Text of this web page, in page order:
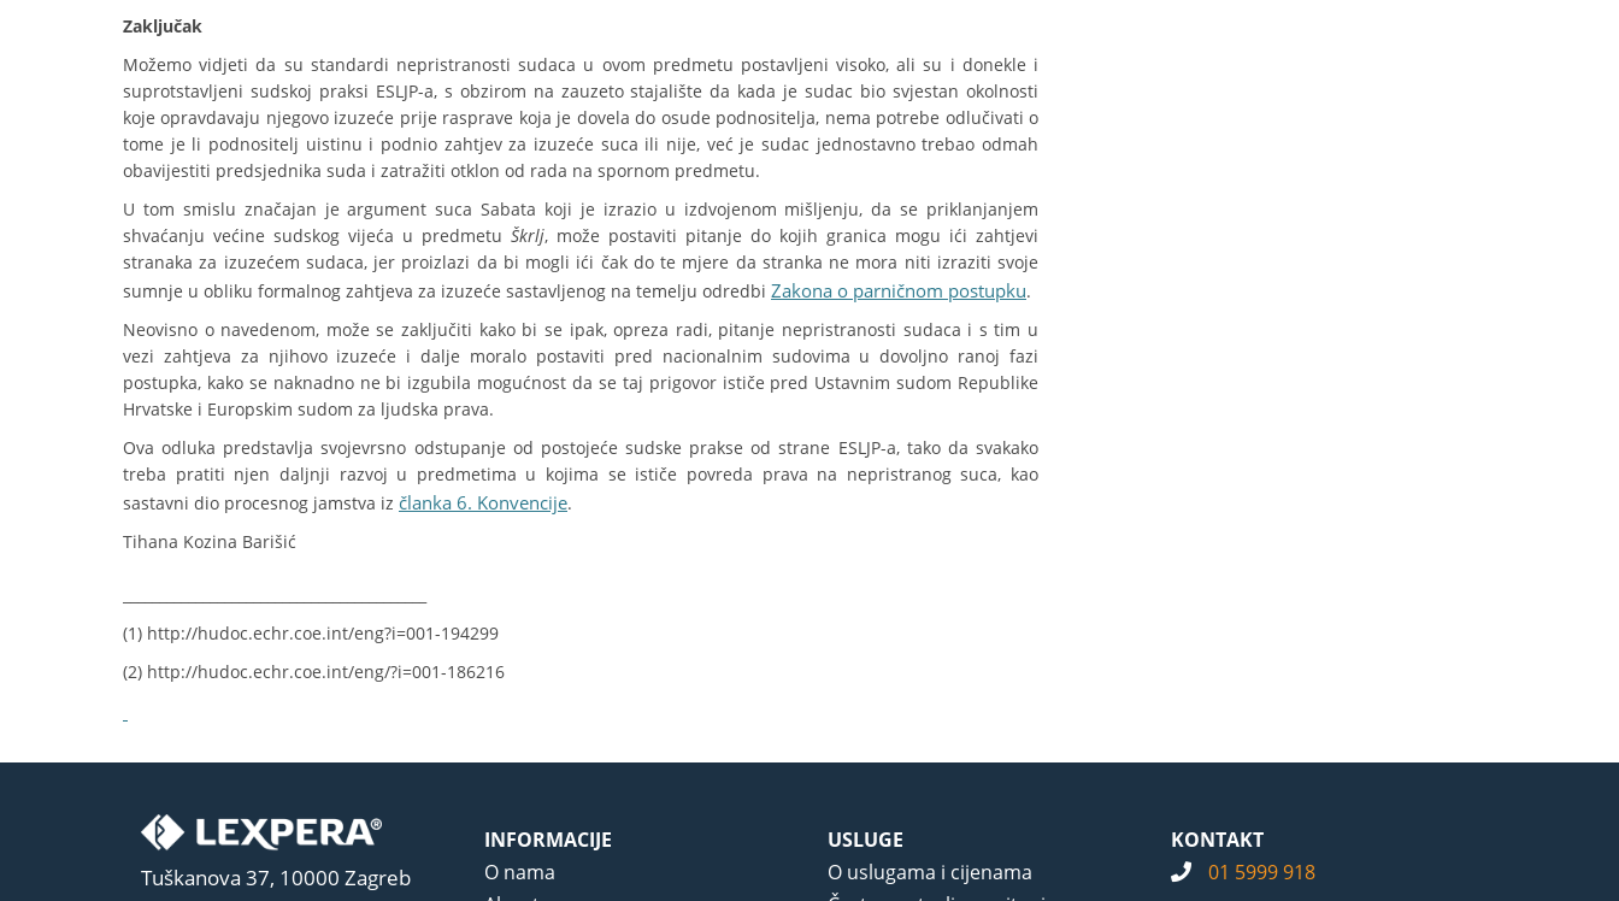
Zaključak
Možemo vidjeti da su standardi nepristranosti sudaca u ovom predmetu postavljeni visoko, ali su i donekle i
suprotstavljeni sudskoj praksi ESLJP-a, s obzirom na zauzeto stajalište da kada je sudac bio svjestan okolnosti
koje opravdavaju njegovo izuzeće prije rasprave koja je dovela do osude podnositelja, nema potrebe odlučivati o
tome je li podnositelj uistinu i podnio zahtjev za izuzeće suca ili nije, već je sudac jednostavno trebao odmah
obavijestiti predsjednika suda i zatražiti otklon od rada na spornom predmetu.
U tom smislu značajan je argument suca Sabata koji je izrazio u izdvojenom mišljenju, da se priklanjanjem
shvaćanju većine sudskog vijeća u predmetu Škrlj, može postaviti pitanje do kojih granica mogu ići zahtjevi
stranaka za izuzećem sudaca, jer proizlazi da bi mogli ići čak do te mjere da stranka ne mora niti izraziti svoje
sumnje u obliku formalnog zahtjeva za izuzeće sastavljenog na temelju odredbi Zakona o parničnom postupku.
Neovisno o navedenom, može se zaključiti kako bi se ipak, opreza radi, pitanje nepristranosti sudaca i s tim u
vezi zahtjeva za njihovo izuzeće i dalje moralo postaviti pred nacionalnim sudovima u dovoljno ranoj fazi
postupka, kako se naknadno ne bi izgubila mogućnost da se taj prigovor ističe pred Ustavnim sudom Republike
Hrvatske i Europskim sudom za ljudska prava.
Ova odluka predstavlja svojevrsno odstupanje od postojeće sudske prakse od strane ESLJP-a, tako da svakako
treba pratiti njen daljnji razvoj u predmetima u kojima se ističe povreda prava na nepristranog suca, kao
sastavni dio procesnog jamstva iz članka 6. Konvencije.
Tihana Kozina Barišić
(1) http://hudoc.echr.coe.int/eng?i=001-194299
(2) http://hudoc.echr.coe.int/eng/?i=001-186216
Tuškanova 37, 10000 Zagreb
INFORMACIJE
O nama
USLUGE
O uslugama i cijenama
KONTAKT
01 5999 918